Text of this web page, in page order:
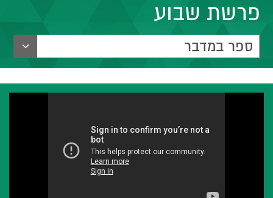
פרשת שבוע
ספר במדבר